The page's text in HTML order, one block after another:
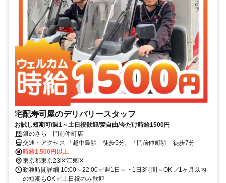
宅配寿司屋のデリバリースタッフ
お試し短期可/週1～土日祝歓迎/髪自由/今だけ時給1500円
銀のさら 門前仲町店
交通・アクセス 「越中島駅」徒歩5分、「門前仲町駅」徒歩7分
時給1,500円以上
東京都東京23区江東区
勤務時間詳細 10:00～22:00 ✅週1日～・1日3時間～OK ✅1ヶ月以内
の短期もOK ✅土日祝のみ歓迎